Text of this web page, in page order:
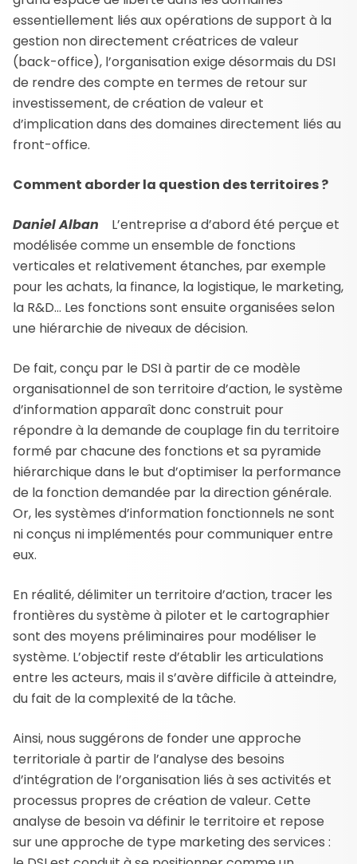
essentiellement liés aux opérations de support à la
gestion non directement créatrices de valeur
(back-office), l’organisation exige désormais du DSI
de rendre des compte en termes de retour sur
investissement, de création de valeur et
d’implication dans des domaines directement liés au
front-office.
Comment aborder la question des territoires ?
Daniel Alban L’entreprise a d’abord été perçue et
modélisée comme un ensemble de fonctions
verticales et relativement étanches, par exemple
pour les achats, la finance, la logistique, le marketing,
la R&D… Les fonctions sont ensuite organisées selon
une hiérarchie de niveaux de décision.
De fait, conçu par le DSI à partir de ce modèle
organisationnel de son territoire d’action, le système
d’information apparaît donc construit pour
répondre à la demande de couplage fin du territoire
formé par chacune des fonctions et sa pyramide
hiérarchique dans le but d’optimiser la performance
de la fonction demandée par la direction générale.
Or, les systèmes d’information fonctionnels ne sont
ni conçus ni implémentés pour communiquer entre
eux.
En réalité, délimiter un territoire d’action, tracer les
frontières du système à piloter et le cartographier
sont des moyens préliminaires pour modéliser le
système. L’objectif reste d’établir les articulations
entre les acteurs, mais il s’avère difficile à atteindre,
du fait de la complexité de la tâche.
Ainsi, nous suggérons de fonder une approche
territoriale à partir de l’analyse des besoins
d’intégration de l’organisation liés à ses activités et
processus propres de création de valeur. Cette
analyse de besoin va définir le territoire et repose
sur une approche de type marketing des services :